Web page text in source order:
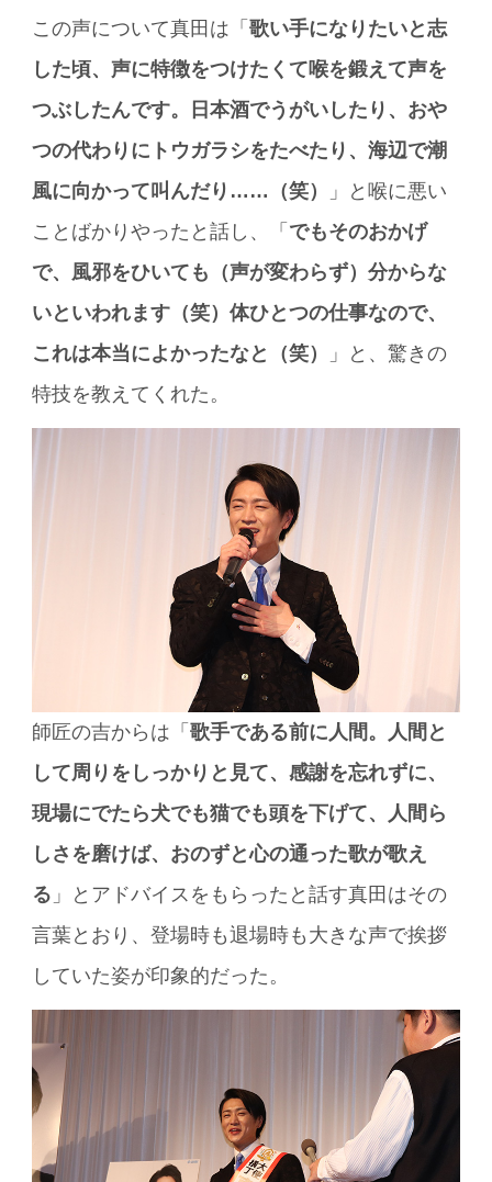
この声について真田は「歌い手になりたいと志
した頃、声に特徴をつけたくて喉を鍛えて声を
つぶしたんです。日本酒でうがいしたり、おや
つの代わりにトウガラシをたべたり、海辺で潮
風に向かって叫んだり……（笑）
」と喉に悪い
ことばかりやったと話し、「 でもそのおかげ
で、風邪をひいても（声が変わらず）分からな
いといわれます（笑）体ひとつの仕事なので、
これは本当によかったなと（笑）
」と、驚きの
特技を教えてくれた。
師匠の吉からは「歌手である前に人間。人間と
して周りをしっかりと見て、感謝を忘れずに、
現場にでたら犬でも猫でも頭を下げて、人間ら
しさを磨けば、おのずと心の通った歌が歌え
る 」とアドバイスをもらったと話す真田はその
言葉とおり、登場時も退場時も大きな声で挨拶
していた姿が印象的だった。